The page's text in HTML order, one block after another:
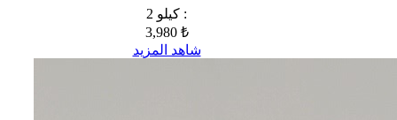
2 كيلو :
3,980 ₺
شاهد المزيد